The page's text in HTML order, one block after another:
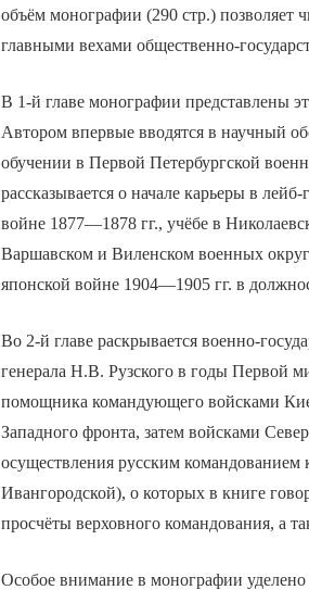
объём монографии (290 стр.) позволяет
главными вехами общественно-
В 1-й главе монографии представлены
Автором впервые вводятся в научный
обучении в Первой Петербургской
рассказывается о начале карьеры в
войне 1877—1878 гг., учёбе в
Варшавском и Виленском военных
японской войне 1904—1905 гг. в
Во 2-й главе раскрывается военно-
генерала Н.В. Рузского в годы Первой
помощника командующего войсками
Западного фронта, затем войсками
осуществления русским
Ивангородской), о которых в книге
просчёты верховного командования, а
Особое внимание в монографии уделено